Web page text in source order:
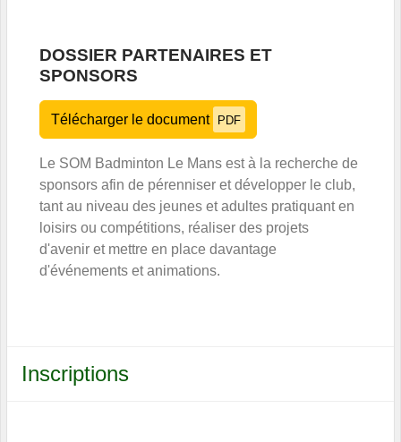
DOSSIER PARTENAIRES ET
SPONSORS
Télécharger le document PDF
Le SOM Badminton Le Mans est à la recherche de
sponsors afin de pérenniser et développer le club,
tant au niveau des jeunes et adultes pratiquant en
loisirs ou compétitions, réaliser des projets
d'avenir et mettre en place davantage
d'événements et animations.
Inscriptions